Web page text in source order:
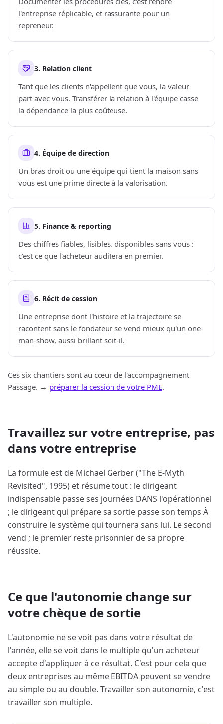
l'entreprise réplicable, et rassurante pour un
repreneur.
3. Relation client
Tant que les clients n'appellent que vous, la valeur
part avec vous. Transférer la relation à l'équipe casse
la dépendance la plus coûteuse.
4. Équipe de direction
Un bras droit ou une équipe qui tient la maison sans
vous est une prime directe à la valorisation.
5. Finance & reporting
Des chiffres fiables, lisibles, disponibles sans vous :
c'est ce que l'acheteur auditera en premier.
6. Récit de cession
Une entreprise dont l'histoire et la trajectoire se
racontent sans le fondateur se vend mieux qu'un one-
man-show, aussi brillant soit-il.
Ces six chantiers sont au cœur de l'accompagnement
Passage. → préparer la cession de votre PME.
Travaillez sur votre entreprise, pas
dans votre entreprise
La formule est de Michael Gerber ("The E-Myth
Revisited", 1995) et résume tout : le dirigeant
indispensable passe ses journées DANS l'opérationnel
; le dirigeant qui prépare sa sortie passe son temps À
construire le système qui tournera sans lui. Le second
vend ; le premier reste prisonnier de sa propre
réussite.
Ce que l'autonomie change sur
votre chèque de sortie
L'autonomie ne se voit pas dans votre résultat de
l'année, elle se voit dans le multiple qu'un acheteur
accepte d'appliquer à ce résultat. C'est pour cela que
deux entreprises au même EBITDA peuvent se vendre
au simple ou au double. Travailler son autonomie, c'est
travailler son multiple.